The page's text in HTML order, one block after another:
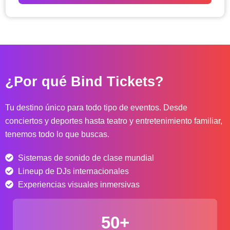
d
p
c
i
s
:
d
d
$
¿Por qué Bind Tickets?
Tu destino único para todo tipo de eventos. Desde
conciertos y deportes hasta teatro y entretenimiento familiar,
tenemos todo lo que buscas.
Sistemas de sonido de clase mundial
Lineup de DJs internacionales
Experiencias visuales inmersivas
50+